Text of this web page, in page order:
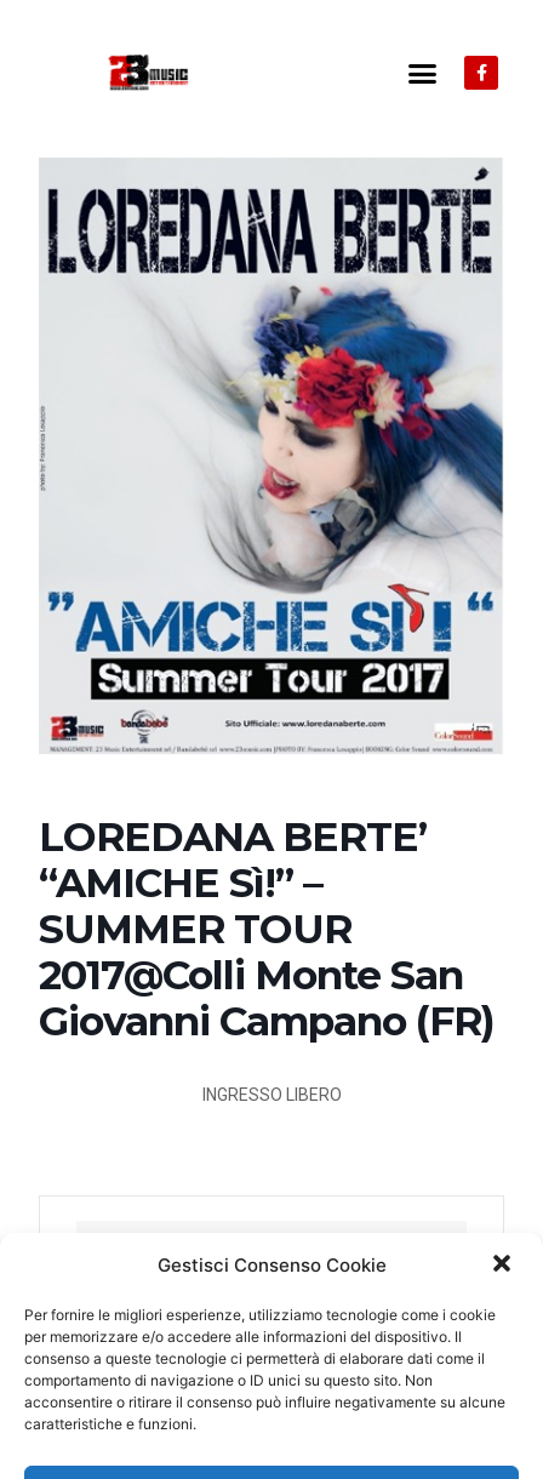
Gestisci Consenso Cookie
Per fornire le migliori esperienze, utilizziamo tecnologie come i cookie
per memorizzare e/o accedere alle informazioni del dispositivo. Il
consenso a queste tecnologie ci permetterà di elaborare dati come il
comportamento di navigazione o ID unici su questo sito. Non
acconsentire o ritirare il consenso può influire negativamente su alcune
caratteristiche e funzioni.
LOREDANA BERTE’
“AMICHE Sì!” –
SUMMER TOUR
2017@Colli Monte San
Giovanni Campano (FR)
INGRESSO LIBERO
Scaduto!
ORA
21:30 - 23:30